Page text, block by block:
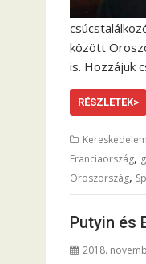
között
is. Hozzájuk
RÉSZLETEK>
Kereskedelem
Franciaország,
Oroszország,
Putyin és
2018.